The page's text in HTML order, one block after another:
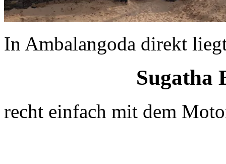
In Ambalangoda direkt
Sugatha
recht einfach mit dem